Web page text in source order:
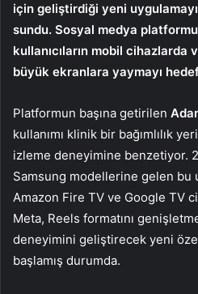
için geliştirdiği yeni
sundu. Sosyal medya
kullanıcıların mobil
büyük ekranlara yaymayı
Platformun başına getirilen
kullanımı klinik bir bağımlılık
izleme deneyimine benzetiyor.
Samsung modellerine gelen bu
Amazon Fire TV ve Google TV
Meta, Reels formatını
deneyimini geliştirecek yeni
başlamış durumda.